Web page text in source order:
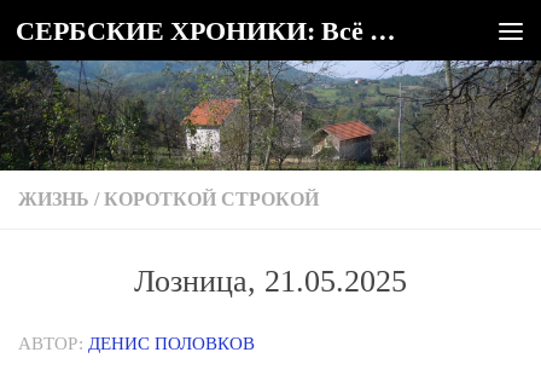
Под записью СЕРБСКИЕ ХРОНИКИ: Всё о Сербии
ЖИЗНЬ / КОРОТКОЙ СТРОКОЙ
Лозница, 21.05.2025
АВТОР: ДЕНИС ПОЛОВКОВ